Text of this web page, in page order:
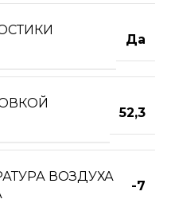
Да
52,3
ВОЗДУХА
-7